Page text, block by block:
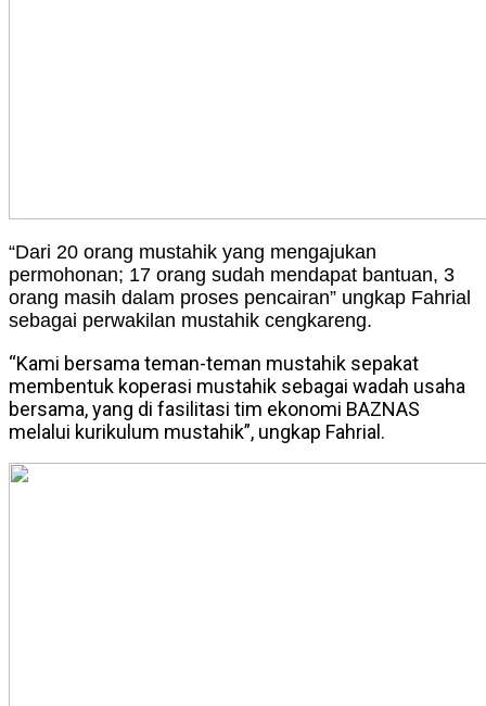
“Dari 20 orang mustahik yang mengajukan
permohonan; 17 orang sudah mendapat bantuan, 3
orang masih dalam proses pencairan” ungkap Fahrial
sebagai perwakilan mustahik cengkareng.
“Kami bersama teman-teman mustahik sepakat
membentuk koperasi mustahik sebagai wadah usaha
bersama, yang di fasilitasi tim ekonomi BAZNAS
melalui kurikulum mustahik”, ungkap Fahrial.